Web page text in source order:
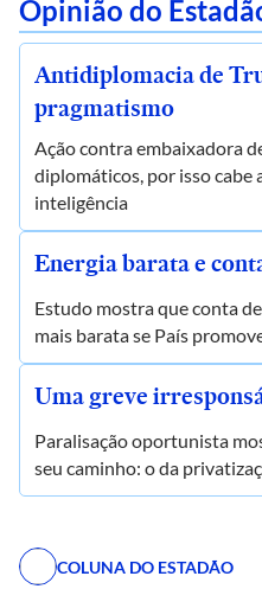
Opinião do
Antidiplomacia de
pragmatismo
Ação contra embaixadora
diplomáticos, por isso cabe
inteligência
Energia barata e
Estudo mostra que conta
mais barata se País
Uma greve
Paralisação oportunista
seu caminho: o da
COLUNA DO ESTADÃO